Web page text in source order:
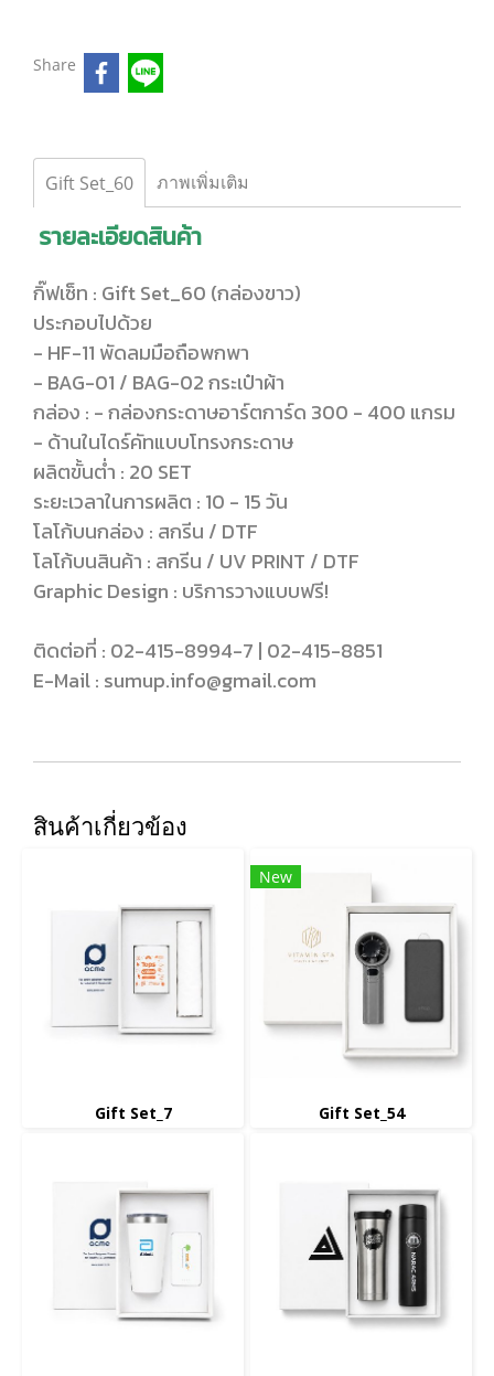
Share
Gift Set_60 ภาพเพิ่มเติม
รายละเอียดสินค้า
กิ๊ฟเซ็ท : Gift Set_60 (กล่องขาว)
ประกอบไปด้วย
- HF-11 พัดลมมือถือพกพา
- BAG-01 / BAG-02 กระเป๋าผ้า
กล่อง : - กล่องกระดาษอาร์ตการ์ด 300 - 400 แกรม
- ด้านในไดร์คัทแบบโทรงกระดาษ
ผลิตขั้นต่ำ : 20 SET
ระยะเวลาในการผลิต : 10 - 15 วัน
โลโก้บนกล่อง : สกรีน / DTF
โลโก้บนสินค้า : สกรีน / UV PRINT / DTF
Graphic Design : บริการวางแบบฟรี!
ติดต่อที่ : 02-415-8994-7 | 02-415-8851
E-Mail : sumup.info@gmail.com
สินค้าเกี่ยวข้อง
Gift Set_7
New
Gift Set_54